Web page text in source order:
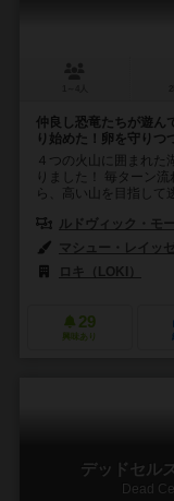
仲良し恐竜たちが遊ん
り始めた！卵を守りつ
４つの火山に囲まれた
りました！ 毎ターン
ら、高い山を目指して
ルドヴィック・モ
マシュー・レイッ
ロキ（LOKI）
29
興味あり
デッドセル
Dead